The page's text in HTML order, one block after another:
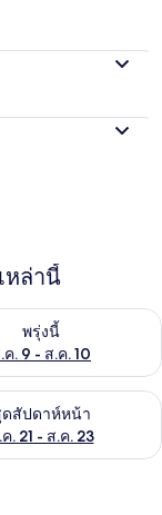
หล่านี้
ค. 9พรุ่งนี้
ค. 9 - ส.ค. 10
นวนห้องพักว่างใน
14 - ส.ค. 16
สัปดาห์หน้า
. 21 - ส.ค. 23
นวนห้องพักว่างใน